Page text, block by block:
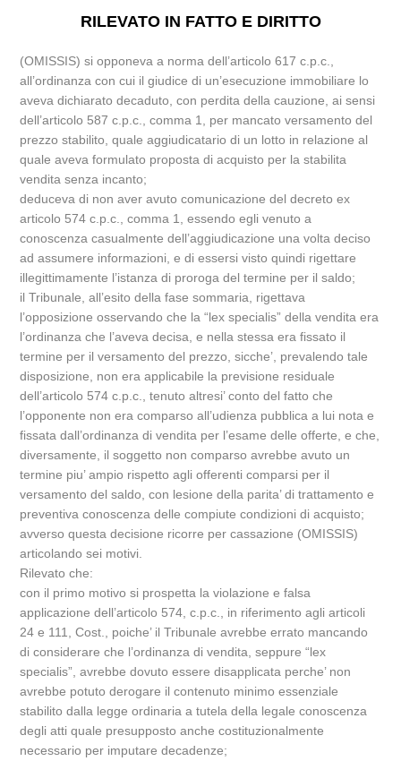
RILEVATO IN FATTO E DIRITTO
(OMISSIS) si opponeva a norma dell’articolo 617 c.p.c.,
all’ordinanza con cui il giudice di un’esecuzione immobiliare lo
aveva dichiarato decaduto, con perdita della cauzione, ai sensi
dell’articolo 587 c.p.c., comma 1, per mancato versamento del
prezzo stabilito, quale aggiudicatario di un lotto in relazione al
quale aveva formulato proposta di acquisto per la stabilita
vendita senza incanto;
deduceva di non aver avuto comunicazione del decreto ex
articolo 574 c.p.c., comma 1, essendo egli venuto a
conoscenza casualmente dell’aggiudicazione una volta deciso
ad assumere informazioni, e di essersi visto quindi rigettare
illegittimamente l’istanza di proroga del termine per il saldo;
il Tribunale, all’esito della fase sommaria, rigettava
l’opposizione osservando che la “lex specialis” della vendita era
l’ordinanza che l’aveva decisa, e nella stessa era fissato il
termine per il versamento del prezzo, sicche’, prevalendo tale
disposizione, non era applicabile la previsione residuale
dell’articolo 574 c.p.c., tenuto altresi’ conto del fatto che
l’opponente non era comparso all’udienza pubblica a lui nota e
fissata dall’ordinanza di vendita per l’esame delle offerte, e che,
diversamente, il soggetto non comparso avrebbe avuto un
termine piu’ ampio rispetto agli offerenti comparsi per il
versamento del saldo, con lesione della parita’ di trattamento e
preventiva conoscenza delle compiute condizioni di acquisto;
avverso questa decisione ricorre per cassazione (OMISSIS)
articolando sei motivi.
Rilevato che:
con il primo motivo si prospetta la violazione e falsa
applicazione dell’articolo 574, c.p.c., in riferimento agli articoli
24 e 111, Cost., poiche’ il Tribunale avrebbe errato mancando
di considerare che l’ordinanza di vendita, seppure “lex
specialis”, avrebbe dovuto essere disapplicata perche’ non
avrebbe potuto derogare il contenuto minimo essenziale
stabilito dalla legge ordinaria a tutela della legale conoscenza
degli atti quale presupposto anche costituzionalmente
necessario per imputare decadenze;